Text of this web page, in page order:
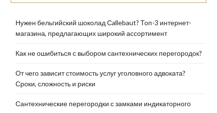
Нужен бельгийский шоколад Сallebaut? Топ-3 интернет-
магазина, предлагающих широкий ассортимент
Как не ошибиться с выбором сантехнических перегородок?
От чего зависит стоимость услуг уголовного адвоката?
Сроки, сложность и риски
Сантехнические перегородки с замками индикаторного